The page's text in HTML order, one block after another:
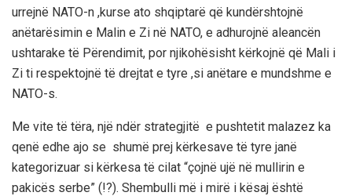
urrejnë NATO-n ,kurse ato shqiptarë që kundërshtojnë
anëtarësimin e Malin e Zi në NATO, e adhurojnë aleancën
ushtarake të Përendimit, por njikohësisht kërkojnë që Mali i
Zi ti respektojnë të drejtat e tyre ,si anëtare e mundshme e
NATO-s.
Me vite të tëra, një ndër strategjitë e pushtetit malazez ka
qenë edhe ajo se shumë prej kërkesave të tyre janë
kategorizuar si kërkesa të cilat “çojnë ujë në mullirin e
pakicës serbe” (!?). Shembulli më i mirë i kësaj është